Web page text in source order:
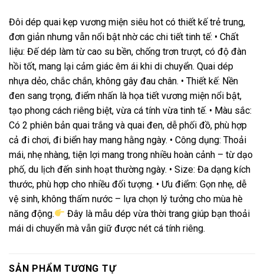
Đôi dép quai kẹp vương miện siêu hot có thiết kế trẻ trung,
đơn giản nhưng vẫn nổi bật nhờ các chi tiết tinh tế: • Chất
liệu: Đế dép làm từ cao su bền, chống trơn trượt, có độ đàn
hồi tốt, mang lại cảm giác êm ái khi di chuyển. Quai dép
nhựa dẻo, chắc chắn, không gây đau chân. • Thiết kế: Nền
đen sang trọng, điểm nhấn là họa tiết vương miện nổi bật,
tạo phong cách riêng biệt, vừa cá tính vừa tinh tế. • Màu sắc:
Có 2 phiên bản quai trắng và quai đen, dễ phối đồ, phù hợp
cả đi chơi, đi biển hay mang hằng ngày. • Công dụng: Thoải
mái, nhẹ nhàng, tiện lợi mang trong nhiều hoàn cảnh – từ dạo
phố, du lịch đến sinh hoạt thường ngày. • Size: Đa dạng kích
thước, phù hợp cho nhiều đối tượng. • Ưu điểm: Gọn nhẹ, dễ
vệ sinh, không thấm nước – lựa chọn lý tưởng cho mùa hè
năng động.
Đây là mẫu dép vừa thời trang giúp bạn thoải
mái di chuyển mà vẫn giữ được nét cá tính riêng.
SẢN PHẨM TƯƠNG TỰ